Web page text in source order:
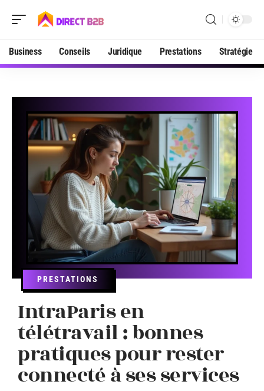
Business Conseils Juridique Prestations Stratégie
PRESTATIONS
IntraParis en
télétravail : bonnes
pratiques pour rester
connecté à ses services